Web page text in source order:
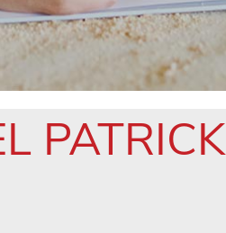
PATRICK